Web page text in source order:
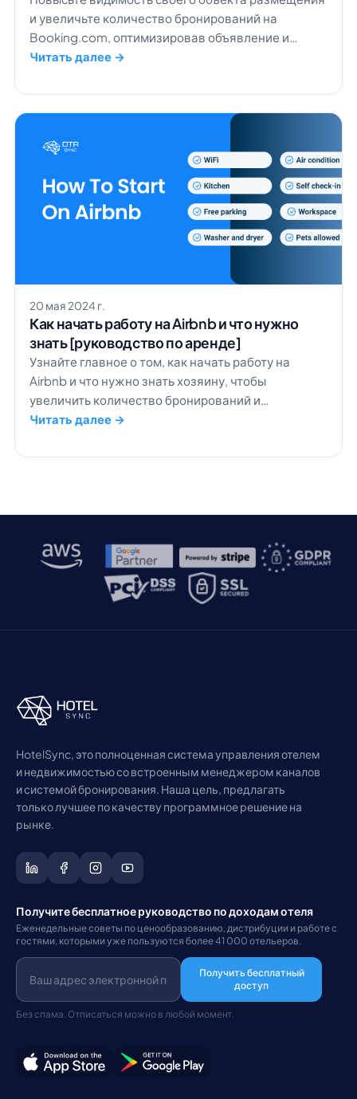
и увеличьте количество бронирований на
Booking.com, оптимизировав объявление и
грамотно управляя рекламным бюджетом.
Читать далее →
20 мая 2024 г.
Как начать работу на Airbnb и что нужно
знать [руководство по аренде]
Узнайте главное о том, как начать работу на
Airbnb и что нужно знать хозяину, чтобы
увеличить количество бронирований и
обеспечить довольство гостей.
Читать далее →
HotelSync, это полноценная система управления отелем
и недвижимостью со встроенным менеджером каналов
и системой бронирования. Наша цель, предлагать
только лучшее по качеству программное решение на
рынке.
Получите бесплатное руководство по доходам отеля
Еженедельные советы по ценообразованию, дистрибуции и работе с
гостями, которыми уже пользуются более 41 000 отельеров.
Получить бесплатный
доступ
Без спама. Отписаться можно в любой момент.